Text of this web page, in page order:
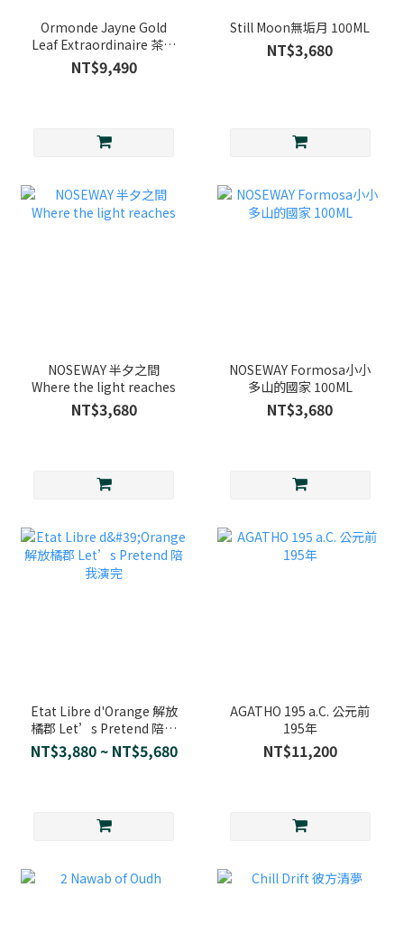
Ormonde Jayne Gold
Leaf Extraordinaire 茶路
88ml
NT$9,490
Still Moon無垢月 100ML
NT$3,680
NOSEWAY 半夕之間
Where the light reaches
NT$3,680
NOSEWAY Formosa小小
多山的國家 100ML
NT$3,680
Etat Libre d'Orange 解放
橘郡 Let’s Pretend 陪我
演完
NT$3,880 ~ NT$5,680
AGATHO 195 a.C. 公元前
195年
NT$11,200